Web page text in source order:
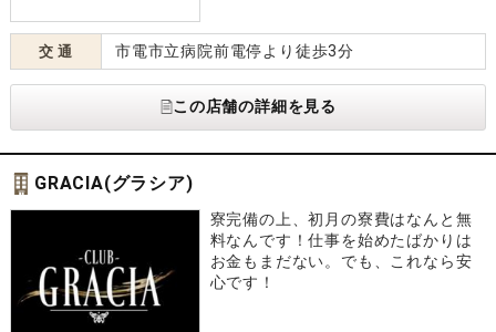
交 通 市電市立病院前電停より徒歩3分
この店舗の詳細を見る
GRACIA(グラシア)
寮完備の上、初月の寮費はなんと無
料なんです！仕事を始めたばかりは
お金もまだない。でも、これなら安
心です！